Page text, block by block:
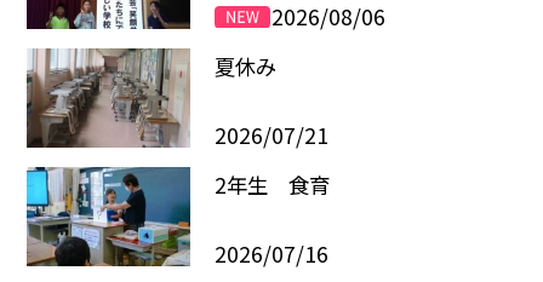
2026/08/06
夏休み
2026/07/21
2年生 食育
2026/07/16